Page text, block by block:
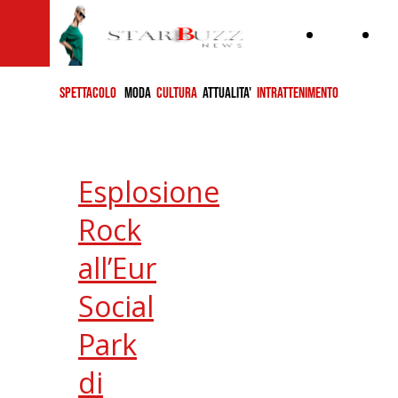
SPETTACOLO MODA CULTURA ATTUALITA' INTRATTENIMENTO
Esplosione
Rock
all’Eur
Social
Park
di